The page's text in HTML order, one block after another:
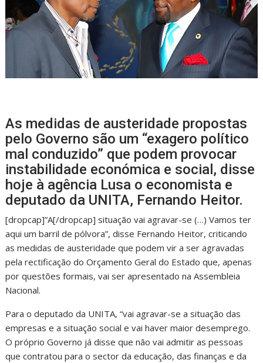
As medidas de austeridade propostas
pelo Governo são um “exagero político
mal conduzido” que podem provocar
instabilidade económica e social, disse
hoje à agência Lusa o economista e
deputado da UNITA, Fernando Heitor.
[dropcap]”A[/dropcap] situação vai agravar-se (…) Vamos ter
aqui um barril de pólvora”, disse Fernando Heitor, criticando
as medidas de austeridade que podem vir a ser agravadas
pela rectificação do Orçamento Geral do Estado que, apenas
por questões formais, vai ser apresentado na Assembleia
Nacional.
Para o deputado da UNITA, “vai agravar-se a situação das
empresas e a situação social e vai haver maior desemprego.
O próprio Governo já disse que não vai admitir as pessoas
que contratou para o sector da educação, das finanças e da